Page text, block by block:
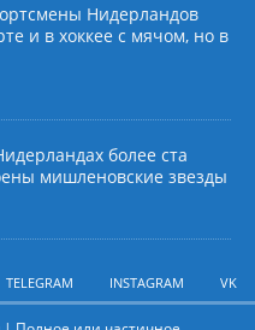
Нидерландов
и в хоккее с мячом, но в
более ста
мишленовские звезды
TELEGRAM INSTAGRAM VK